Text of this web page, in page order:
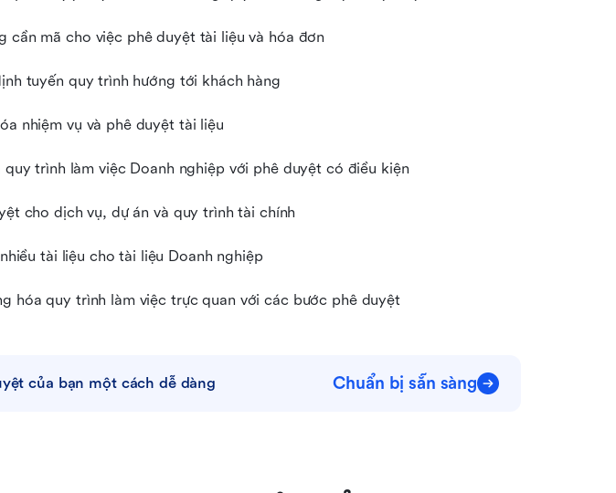
cần mã cho việc phê duyệt tài liệu và hóa đơn
tuyến quy trình hướng tới khách hàng
nhiệm vụ và phê duyệt tài liệu
trình làm việc Doanh nghiệp với phê duyệt có điều kiện
cho dịch vụ, dự án và quy trình tài chính
tài liệu cho tài liệu Doanh nghiệp
hóa quy trình làm việc trực quan với các bước phê duyệt
của bạn một cách dễ dàng Chuẩn bị sẵn sàng